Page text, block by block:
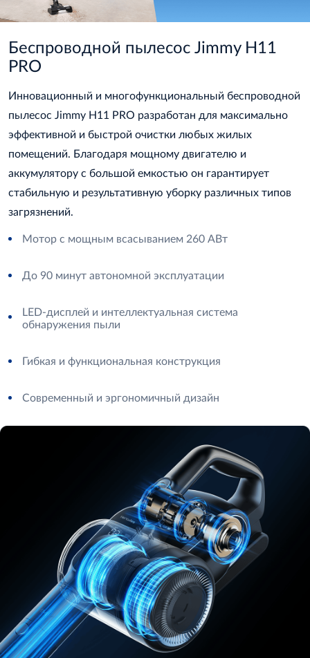
Беспроводной пылесос Jimmy H11
PRO
Инновационный и многофункциональный беспроводной
пылесос Jimmy H11 PRO разработан для максимально
эффективной и быстрой очистки любых жилых
помещений. Благодаря мощному двигателю и
аккумулятору с большой емкостью он гарантирует
стабильную и результативную уборку различных типов
загрязнений.
Мотор с мощным всасыванием 260 АВт
До 90 минут автономной эксплуатации
LED-дисплей и интеллектуальная система
обнаружения пыли
Гибкая и функциональная конструкция
Современный и эргономичный дизайн